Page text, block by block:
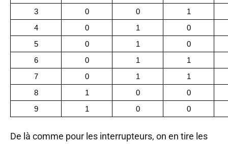
3
0 0
1
4
0 1
0
5
0 1
0
6
0 1
1
7
0 1
1
8
1 0
0
9
1 0 0
De là comme pour les interrupteurs, on en tire les